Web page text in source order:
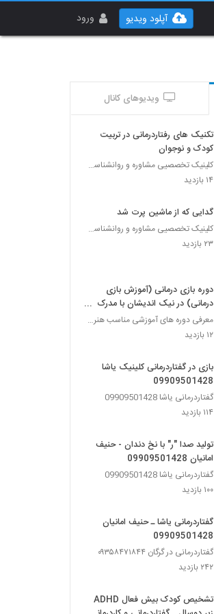
ورود آپلود ویدیو
ویدیوهای کانال
تکنیک های رفتاردرمانی در تربیت
کودک و نوجوان
کلینیک تخصصیی مشاوره و روانشناسی خانواده ایرانی
۱۴ بازدید
گدایی که از ماشین پرت شد
کلینیک تخصصیی مشاوره و روانشناسی خانواده ایرانی
۲۳ بازدید
دوره بازی درمانی (آموزش بازی
درمانی) در نیک اندیشان با مدرک
معتبر
معرفی دوره های آموزشی مناسب هنرجویان علم
۱۲ بازدید
بازی در گفتاردرمانی کلینیک یاشا
09909501428
گفتاردرمانی یاشا 09909501428
۱۱۴ بازدید
تولید صدا "ر" با نخ دندان - حنیف
امانیان 09909501428
گفتاردرمانی یاشا 09909501428
۱۰۰ بازدید
گفتاردرمانی یاشا ـ حنیف امانیان
09909501428
گفتاردرمانی در گرگان ۰۹۳۵۸۴۷۱۸۴۴
۲۴۲ بازدید
تشخیص کودک بیش فعال ADHD